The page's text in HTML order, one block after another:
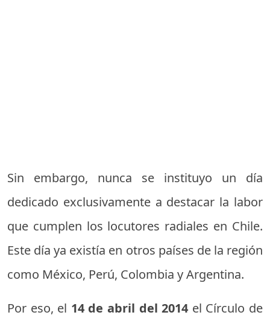
Sin embargo, nunca se instituyo un día
dedicado exclusivamente a destacar la labor
que cumplen los locutores radiales en Chile.
Este día ya existía en otros países de la región
como México, Perú, Colombia y Argentina.
Por eso, el 14 de abril del 2014 el Círculo de